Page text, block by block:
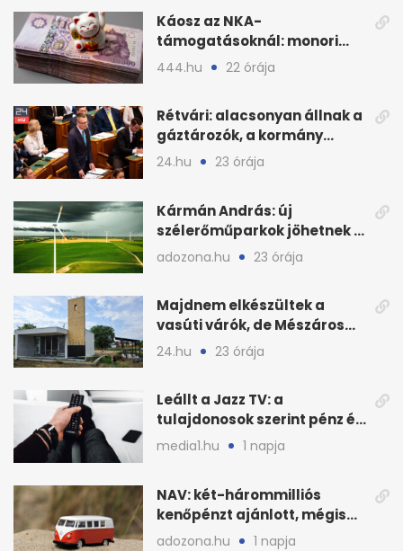
Káosz az NKA-
támogatásoknál: monori
civilek elszámolásai és
444.hu 22 órája
Rétvári: alacsonyan állnak a
gáztározók, a kormány
válságról válságra jut
24.hu 23 órája
Kármán András: új
szélerőműparkok jöhetnek a
kormányülés döntése
adozona.hu 23 órája
Majdnem elkészültek a
vasúti várók, de Mészáros
bizalmasa leromboltatja
24.hu 23 órája
Leállt a Jazz TV: a
tulajdonosok szerint pénz és
szabályok döntöttek
media1.hu 1 napja
NAV: két-hárommilliós
kenőpénzt ajánlott, mégis
lefoglalták a hamis árut
adozona.hu 1 napja